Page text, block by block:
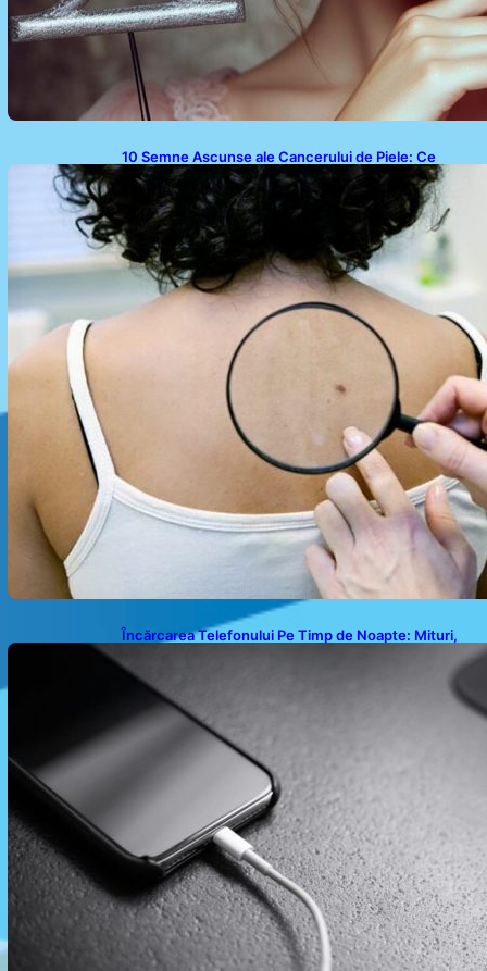
10 Semne Ascunse ale Cancerului de Piele: Ce
Trebuie să Știm pentru a Ne Proteja
Încărcarea Telefonului Pe Timp de Noapte: Mituri,